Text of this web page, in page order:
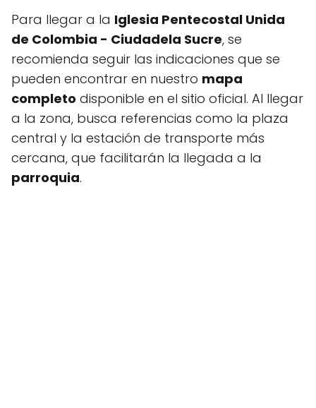
Para llegar a la Iglesia Pentecostal Unida
de Colombia - Ciudadela Sucre, se
recomienda seguir las indicaciones que se
pueden encontrar en nuestro mapa
completo disponible en el sitio oficial. Al llegar
a la zona, busca referencias como la plaza
central y la estación de transporte más
cercana, que facilitarán la llegada a la
parroquia.